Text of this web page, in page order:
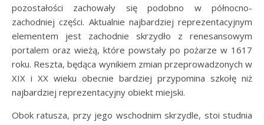
pozostałości zachowały się podobno w północno-
zachodniej części. Aktualnie najbardziej reprezentacyjnym
elementem jest zachodnie skrzydło z renesansowym
portalem oraz wieżą, które powstały po pożarze w 1617
roku. Reszta, będąca wynikiem zmian przeprowadzonych w
XIX i XX wieku obecnie bardziej przypomina szkołę niż
najbardziej reprezentacyjny obiekt miejski.
Obok ratusza, przy jego wschodnim skrzydle, stoi studnia